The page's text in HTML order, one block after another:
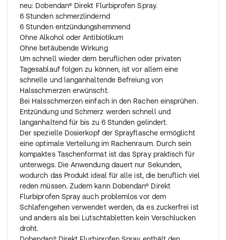
neu: Dobendan® Direkt Flurbiprofen Spray.
6 Stunden schmerzlindernd
6 Stunden entzündungshemmend
Ohne Alkohol oder Antibiotikum
Ohne betäubende Wirkung
Um schnell wieder dem beruflichen oder privaten
Tagesablauf folgen zu können, ist vor allem eine
schnelle und langanhaltende Befreiung von
Halsschmerzen erwünscht.
Bei Halsschmerzen einfach in den Rachen einsprühen.
Entzündung und Schmerz werden schnell und
langanhaltend für bis zu 6 Stunden gelindert.
Der spezielle Dosierkopf der Sprayflasche ermöglicht
eine optimale Verteilung im Rachenraum. Durch sein
kompaktes Taschenformat ist das Spray praktisch für
unterwegs. Die Anwendung dauert nur Sekunden,
wodurch das Produkt ideal für alle ist, die beruflich viel
reden müssen. Zudem kann Dobendan® Direkt
Flurbiprofen Spray auch problemlos vor dem
Schlafengehen verwendet werden, da es zuckerfrei ist
und anders als bei Lutschtabletten kein Verschlucken
droht.